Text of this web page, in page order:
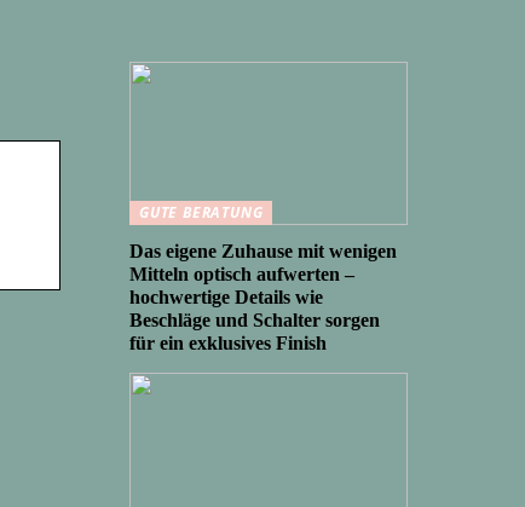
GUTE BERATUNG
Das eigene Zuhause mit wenigen
Mitteln optisch aufwerten –
hochwertige Details wie
Beschläge und Schalter sorgen
für ein exklusives Finish